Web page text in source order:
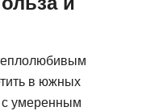
в южных
с умеренным